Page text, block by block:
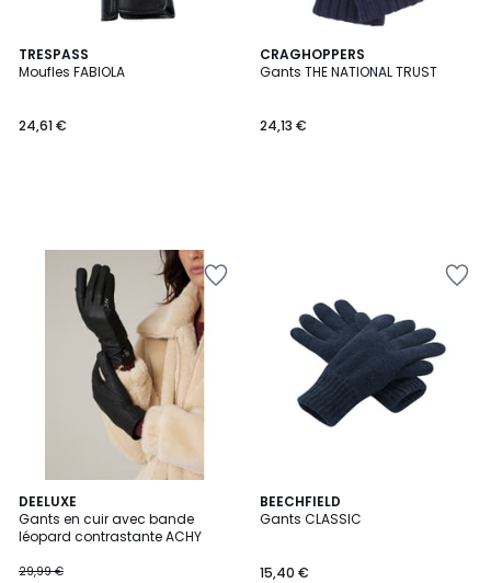
TRESPASS
Moufles FABIOLA
24,61 €
CRAGHOPPERS
Gants THE NATIONAL TRUST
24,13 €
DEELUXE
Gants en cuir avec bande
léopard contrastante ACHY
29,99 €
BEECHFIELD
Gants CLASSIC
15,40 €
2
Couleurs